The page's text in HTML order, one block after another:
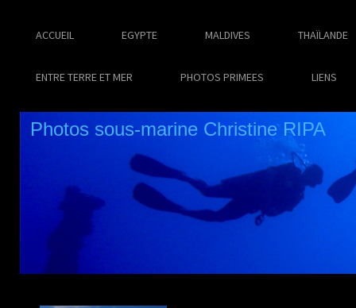
ACCUEIL EGYPTE MALDIVES THAÏLANDE
ENTRE TERRE ET MER PHOTOS PRIMEES LIENS
Photos sous-marine Christine RIPA